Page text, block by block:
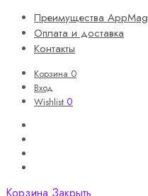
Преимущества AppMag
Оплата и доставка
Контакты
Корзина 0
Вход
Wishlist 0